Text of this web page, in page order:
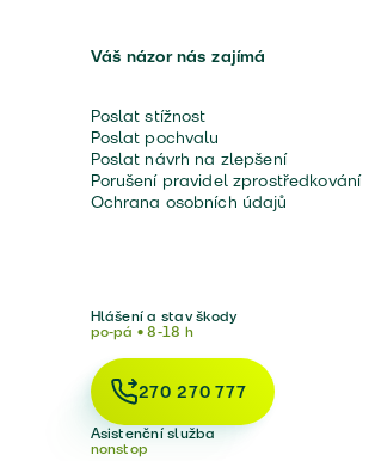
Váš názor nás zajímá
Poslat stížnost
Poslat pochvalu
Poslat návrh na zlepšení
Porušení pravidel zprostředkování
Ochrana osobních údajů
Hlášení a stav škody
po-pá • 8-18 h
270 270 777
Asistenční služba
nonstop